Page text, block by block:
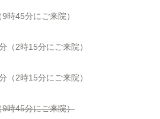
45分にご来院）
2時15分にご来院）
2時15分にご来院）
時45分にご来院）